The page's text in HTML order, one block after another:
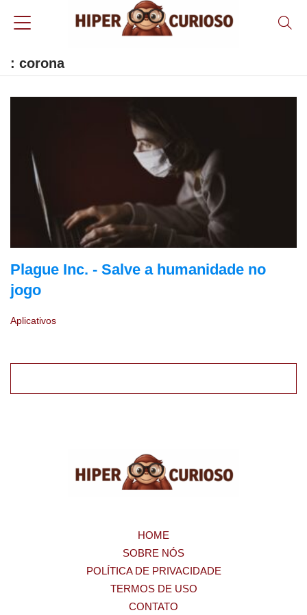
: corona
Plague Inc. - Salve a humanidade no
jogo
Aplicativos
HOME
SOBRE NÓS
POLÍTICA DE PRIVACIDADE
TERMOS DE USO
CONTATO